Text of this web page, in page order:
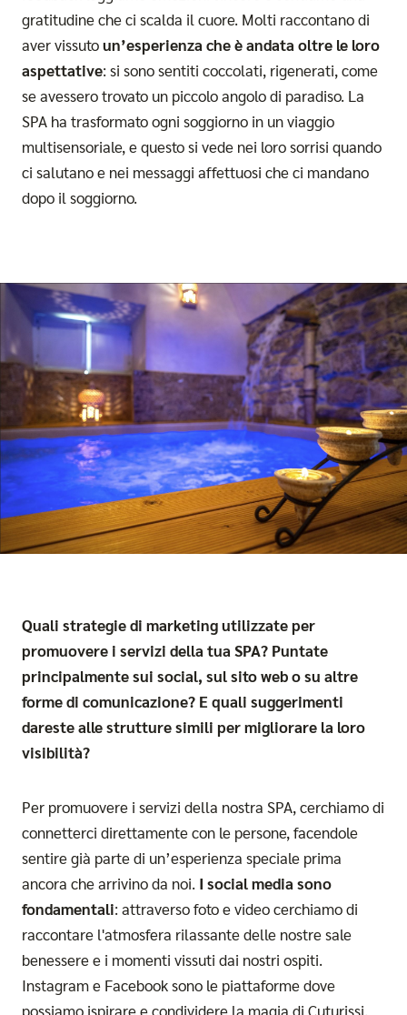
gratitudine che ci scalda il cuore. Molti raccontano di
aver vissutoun’esperienza che è andata oltre le loro
aspettative: si sono sentiti coccolati, rigenerati, come
se avessero trovato un piccolo angolo di paradiso. La
SPA ha trasformato ogni soggiorno in un viaggio
multisensoriale, e questo si vede nei loro sorrisi quando
ci salutano e nei messaggi affettuosi che ci mandano
dopo il soggiorno.
Quali strategie di marketing utilizzate per
promuovere i servizi della tua SPA? Puntate
principalmente sui social, sul sito web o su altre
forme di comunicazione? E quali suggerimenti
dareste alle strutture simili per migliorare la loro
visibilità?
Per promuovere i servizi della nostra SPA, cerchiamo di
connetterci direttamente con le persone, facendole
sentire già parte di un’esperienza speciale prima
ancora che arrivino da noi. I social media sono
fondamentali: attraverso foto e video cerchiamo di
raccontare l'atmosfera rilassante delle nostre sale
benessere e i momenti vissuti dai nostri ospiti.
Instagram e Facebook sono le piattaforme dove
possiamo ispirare e condividere la magia di Cuturissi,